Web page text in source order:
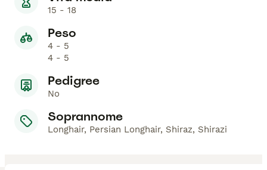
15 - 18
Peso
4 - 5
4 - 5
Pedigree
No
Soprannome
Longhair, Persian Longhair, Shiraz, Shirazi